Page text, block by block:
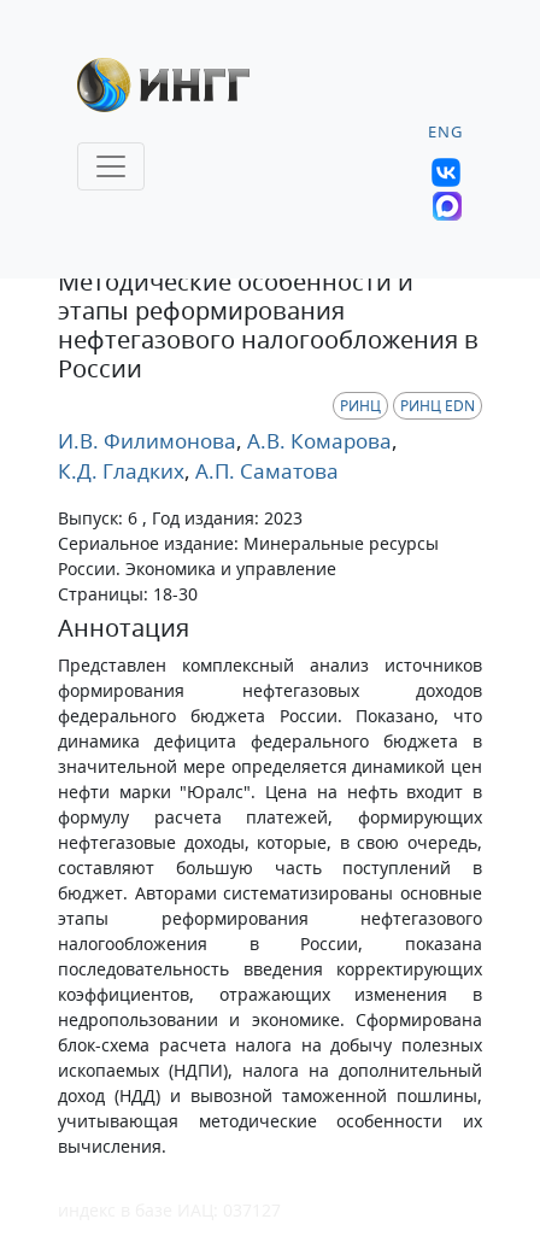
ENG
Методические особенности и
этапы реформирования
нефтегазового налогообложения в
России
РИНЦ РИНЦ EDN
И.В. Филимонова, А.В. Комарова,
К.Д. Гладких, А.П. Саматова
Выпуск: 6 , Год издания: 2023
Сериальное издание: Минеральные ресурсы
России. Экономика и управление
Страницы: 18-30
Аннотация
Представлен комплексный анализ источников
формирования нефтегазовых доходов
федерального бюджета России. Показано, что
динамика дефицита федерального бюджета в
значительной мере определяется динамикой цен
нефти марки "Юралс". Цена на нефть входит в
формулу расчета платежей, формирующих
нефтегазовые доходы, которые, в свою очередь,
составляют большую часть поступлений в
бюджет. Авторами систематизированы основные
этапы реформирования нефтегазового
налогообложения в России, показана
последовательность введения корректирующих
коэффициентов, отражающих изменения в
недропользовании и экономике. Сформирована
блок-схема расчета налога на добычу полезных
ископаемых (НДПИ), налога на дополнительный
доход (НДД) и вывозной таможенной пошлины,
учитывающая методические особенности их
вычисления.